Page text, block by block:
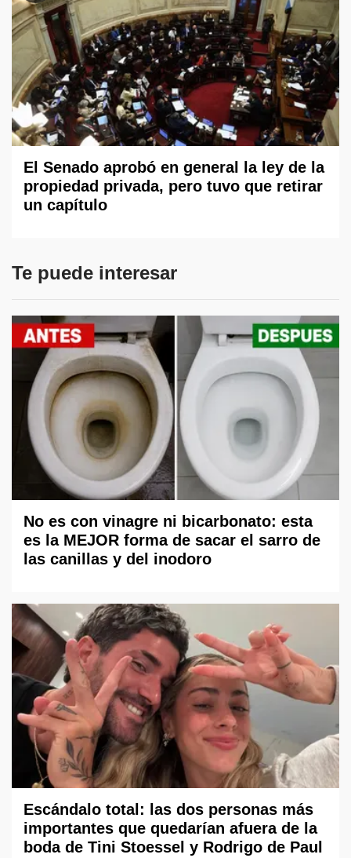
El Senado aprobó en general la ley de la
propiedad privada, pero tuvo que retirar
un capítulo
Te puede interesar
No es con vinagre ni bicarbonato: esta
es la MEJOR forma de sacar el sarro de
las canillas y del inodoro
Escándalo total: las dos personas más
importantes que quedarían afuera de la
boda de Tini Stoessel y Rodrigo de Paul